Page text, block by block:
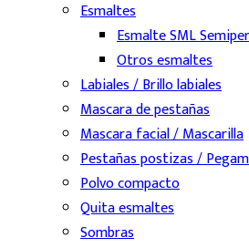
Esmaltes
Esmalte SML
Otros esmaltes
Labiales / Brillo labiales
Mascara de pestañas
Mascara facial / Mascarilla
Pestañas postizas /
Polvo compacto
Quita esmaltes
Sombras